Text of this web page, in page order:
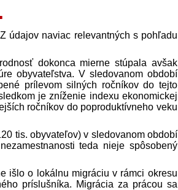
údajov naviac relevantných s pohľadu
dokonca mierne stúpala avšak
obyvateľstva. V sledovanom období
prílevom silných ročníkov do tejto
je zníženie indexu ekonomickej
ročníkov do poproduktívneho veku
tis. obyvateľov) v sledovanom období
teda nieje spôsobený
išlo o lokálnu migráciu v rámci okresu
príslušníka. Migrácia za prácou sa